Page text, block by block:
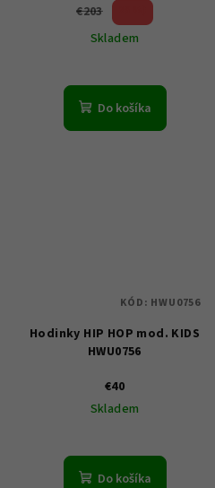
€203
Skladem
Do košíka
Hodinky HIP HOP mod. KIDS
HWU0756
€40
Skladem
Do košíka
KÓD: HWU0756